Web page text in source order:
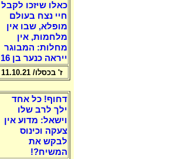
כאלו שיזכו לקבל
חיי נצח בעולם
מופלא, שבו אין
מלחמות, אין
מחלות: המבוגר
ייראה כנער בן 16
ז' בכסלו/ 11.10.21
דחוף! כל אחד
ילך לרב שלו
וישאל: מדוע אין
צעקה וכינוס
לבקש את
המשיח?!